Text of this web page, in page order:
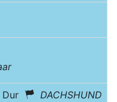
Dur
DACHSHUND